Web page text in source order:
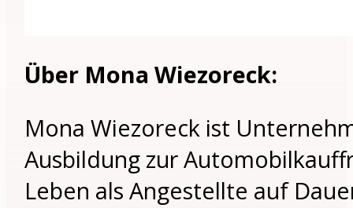
Über Mona Wiezoreck:
Mona Wiezoreck ist
Ausbildung zur
Leben als Angestellte auf